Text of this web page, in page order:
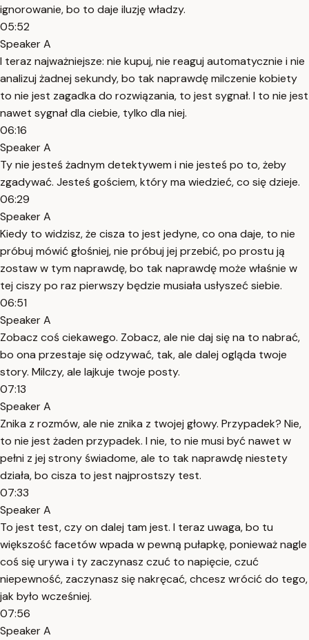
ignorowanie, bo to daje iluzję władzy.
05:52
Speaker A
I teraz najważniejsze: nie kupuj, nie reaguj automatycznie i nie
analizuj żadnej sekundy, bo tak naprawdę milczenie kobiety
to nie jest zagadka do rozwiązania, to jest sygnał. I to nie jest
nawet sygnał dla ciebie, tylko dla niej.
06:16
Speaker A
Ty nie jesteś żadnym detektywem i nie jesteś po to, żeby
zgadywać. Jesteś gościem, który ma wiedzieć, co się dzieje.
06:29
Speaker A
Kiedy to widzisz, że cisza to jest jedyne, co ona daje, to nie
próbuj mówić głośniej, nie próbuj jej przebić, po prostu ją
zostaw w tym naprawdę, bo tak naprawdę może właśnie w
tej ciszy po raz pierwszy będzie musiała usłyszeć siebie.
06:51
Speaker A
Zobacz coś ciekawego. Zobacz, ale nie daj się na to nabrać,
bo ona przestaje się odzywać, tak, ale dalej ogląda twoje
story. Milczy, ale lajkuje twoje posty.
07:13
Speaker A
Znika z rozmów, ale nie znika z twojej głowy. Przypadek? Nie,
to nie jest żaden przypadek. I nie, to nie musi być nawet w
pełni z jej strony świadome, ale to tak naprawdę niestety
działa, bo cisza to jest najprostszy test.
07:33
Speaker A
To jest test, czy on dalej tam jest. I teraz uwaga, bo tu
większość facetów wpada w pewną pułapkę, ponieważ nagle
coś się urywa i ty zaczynasz czuć to napięcie, czuć
niepewność, zaczynasz się nakręcać, chcesz wrócić do tego,
jak było wcześniej.
07:56
Speaker A